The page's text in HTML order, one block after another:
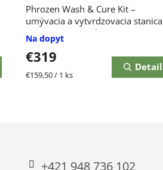
Phrozen Wash & Cure Kit –
umývacia a vytvrdzovacia stanica
pre živicovú 3D tlač
Na dopyt
€319
Jednotková
€159,50 / 1 ks
Detail
+421 948 736 102